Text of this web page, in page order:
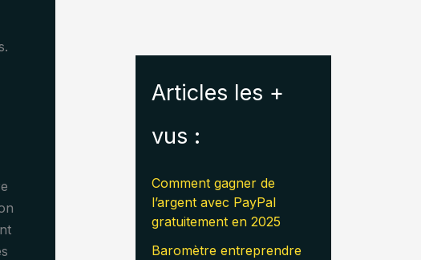
Articles les +
vus :
Comment gagner de
l’argent avec PayPal
gratuitement en 2025
Baromètre entreprendre